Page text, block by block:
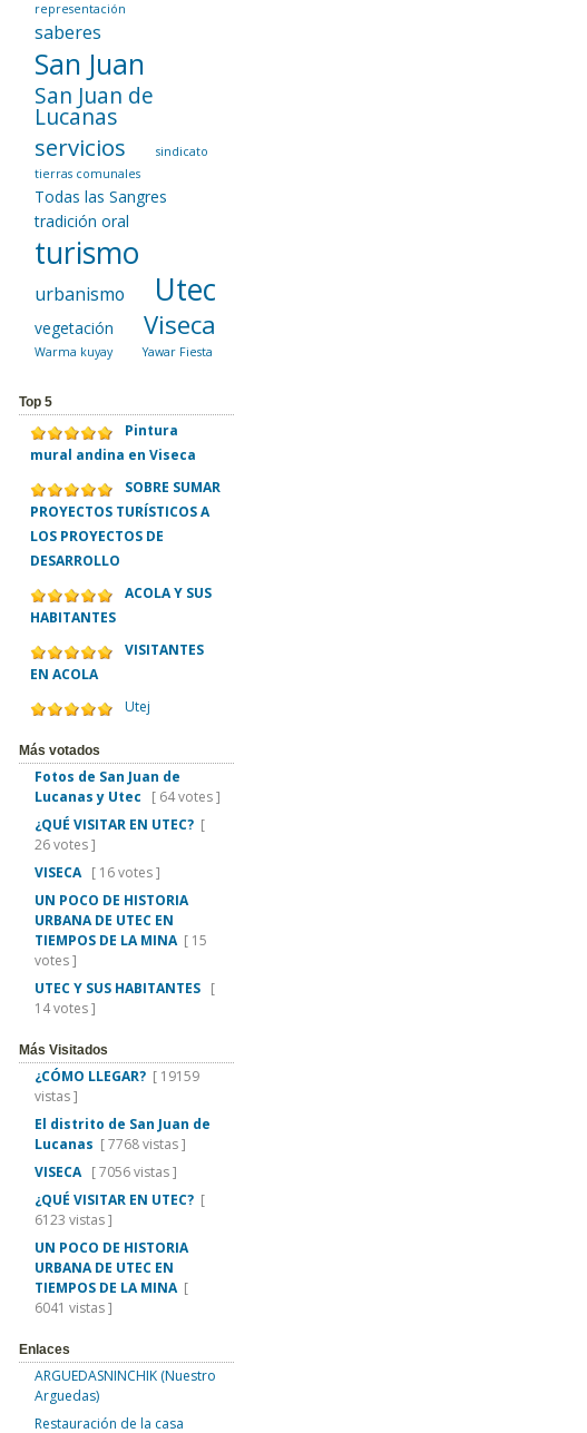
representación
saberes
San Juan
San Juan de
Lucanas
servicios
sindicato
tierras comunales
Todas las Sangres
tradición oral
turismo
urbanismo Utec
vegetación Viseca
Warma kuyay Yawar Fiesta
Top 5
Pintura
mural andina en Viseca
SOBRE SUMAR
PROYECTOS TURÍSTICOS A
LOS PROYECTOS DE
DESARROLLO
ACOLA Y SUS
HABITANTES
VISITANTES
EN ACOLA
Utej
Más votados
Fotos de San Juan de
Lucanas y Utec
[ 64 votes ]
¿QUÉ VISITAR EN UTEC? [
26 votes ]
VISECA [ 16 votes ]
UN POCO DE HISTORIA
URBANA DE UTEC EN
TIEMPOS DE LA MINA[ 15
votes ]
UTEC Y SUS HABITANTES [
14 votes ]
Más Visitados
¿CÓMO LLEGAR? [ 19159
vistas ]
El distrito de San Juan de
Lucanas [ 7768 vistas ]
VISECA [ 7056 vistas ]
¿QUÉ VISITAR EN UTEC? [
6123 vistas ]
UN POCO DE HISTORIA
URBANA DE UTEC EN
TIEMPOS DE LA MINA[
6041 vistas ]
Enlaces
ARGUEDASNINCHIK (Nuestro
Arguedas)
Restauración de la casa